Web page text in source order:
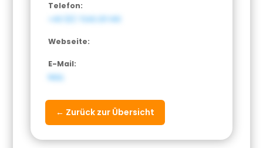
Telefon:
+43 (0) 7242 211 140
Webseite:
E-Mail:
NULL
← Zurück zur Übersicht